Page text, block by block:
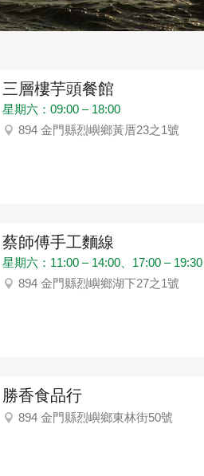
三層樓芋頭餐館
星期六：09:00 – 18:00
894 金門縣烈嶼鄉黃厝23之1號
蔡師傅手工麵線
星期六：11:00 – 14:00、17:00 – 19:30
894 金門縣烈嶼鄉湖下27之1號
勝香食品行
894 金門縣烈嶼鄉東林街50號